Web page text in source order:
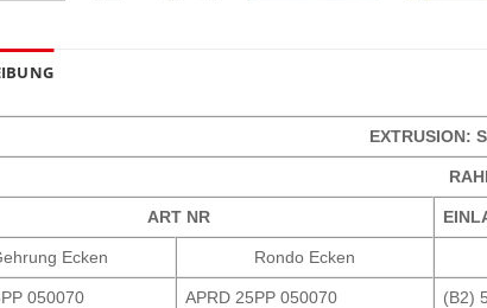
EXTRUSION:
ART NR
Ecken Rondo Ecken
050070 APRD 25PP 050070 (B2)